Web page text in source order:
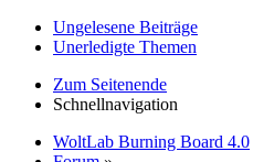
Ungelesene Beiträge
Unerledigte Themen
Zum Seitenende
Schnellnavigation
WoltLab Burning Board 4.0